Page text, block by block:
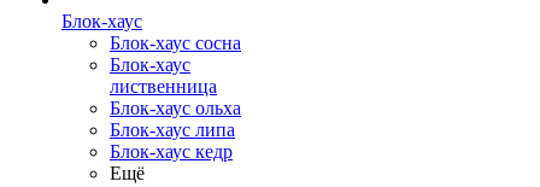
Блок-хаус
Блок-хаус сосна
Блок-хаус
лиственница
Блок-хаус ольха
Блок-хаус липа
Блок-хаус кедр
Ещё